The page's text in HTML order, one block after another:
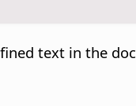
text in the